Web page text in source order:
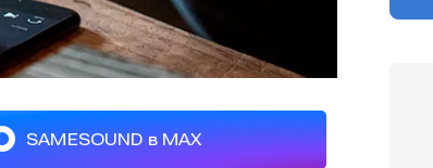
SAMESOUND в MAX